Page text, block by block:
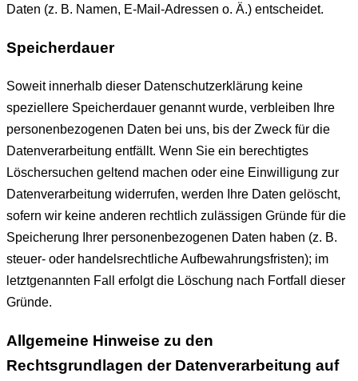
Daten (z. B. Namen, E-Mail-Adressen o. Ä.) entscheidet.
Speicherdauer
Soweit innerhalb dieser Datenschutzerklärung keine
speziellere Speicherdauer genannt wurde, verbleiben Ihre
personenbezogenen Daten bei uns, bis der Zweck für die
Datenverarbeitung entfällt. Wenn Sie ein berechtigtes
Löschersuchen geltend machen oder eine Einwilligung zur
Datenverarbeitung widerrufen, werden Ihre Daten gelöscht,
sofern wir keine anderen rechtlich zulässigen Gründe für die
Speicherung Ihrer personenbezogenen Daten haben (z. B.
steuer- oder handelsrechtliche Aufbewahrungsfristen); im
letztgenannten Fall erfolgt die Löschung nach Fortfall dieser
Gründe.
Allgemeine Hinweise zu den
Rechtsgrundlagen der Datenverarbeitung auf